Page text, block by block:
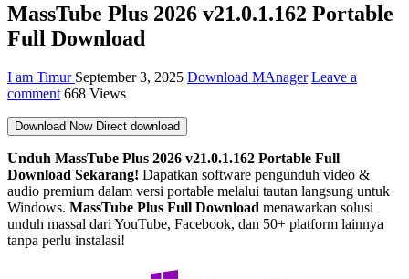
MassTube Plus 2026 v21.0.1.162 Portable
Full Download
I am Timur September 3, 2025 Download MAnager Leave a
comment 668 Views
Download Now Direct download
Unduh MassTube Plus 2026 v21.0.1.162 Portable Full
Download Sekarang! Dapatkan software pengunduh video &
audio premium dalam versi portable melalui tautan langsung untuk
Windows. MassTube Plus Full Download menawarkan solusi
unduh massal dari YouTube, Facebook, dan 50+ platform lainnya
tanpa perlu instalasi!